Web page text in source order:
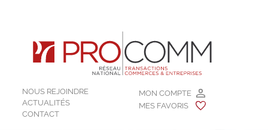
MON COMPTE
MES FAVORIS
NOUS REJOINDRE
ACTUALITÉS
CONTACT